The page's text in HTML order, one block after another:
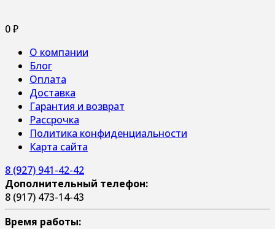
0₽
О компании
Блог
Оплата
Доставка
Гарантия и возврат
Рассрочка
Политика конфиденциальности
Карта сайта
8 (927) 941-42-42
Дополнительный телефон:
8 (917) 473-14-43
Время работы: